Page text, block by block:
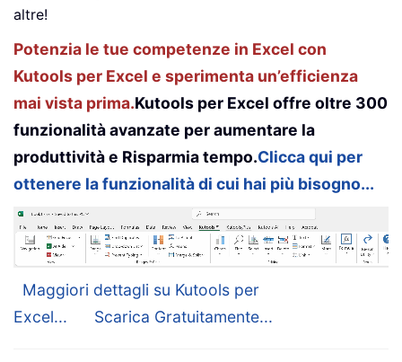
altre!
Potenzia le tue competenze in Excel con
Kutools per Excel e sperimenta un’efficienza
mai vista prima.Kutools per Excel offre oltre 300
funzionalità avanzate per aumentare la
produttività e Risparmia tempo.Clicca qui per
ottenere la funzionalità di cui hai più bisogno...
Maggiori dettagli su Kutools per
Excel...
Scarica Gratuitamente...